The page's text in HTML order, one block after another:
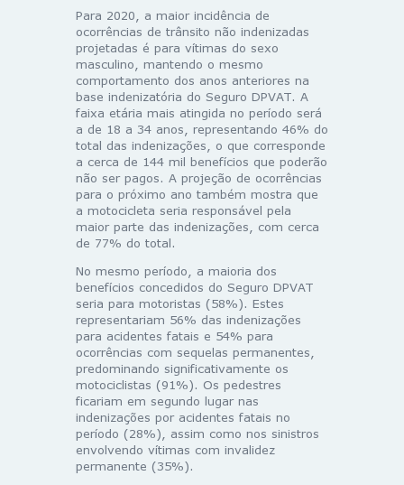
Para 2020, a maior incidência de
ocorrências de trânsito não indenizadas
projetadas é para vítimas do sexo
masculino, mantendo o mesmo
comportamento dos anos anteriores na
base indenizatória do Seguro DPVAT. A
faixa etária mais atingida no período será
a de 18 a 34 anos, representando 46% do
total das indenizações, o que corresponde
a cerca de 144 mil benefícios que poderão
não ser pagos. A projeção de ocorrências
para o próximo ano também mostra que
a motocicleta seria responsável pela
maior parte das indenizações, com cerca
de 77% do total.
No mesmo período, a maioria dos
benefícios concedidos do Seguro DPVAT
seria para motoristas (58%). Estes
representariam 56% das indenizações
para acidentes fatais e 54% para
ocorrências com sequelas permanentes,
predominando significativamente os
motociclistas (91%). Os pedestres
ficariam em segundo lugar nas
indenizações por acidentes fatais no
período (28%), assim como nos sinistros
envolvendo vítimas com invalidez
permanente (35%).